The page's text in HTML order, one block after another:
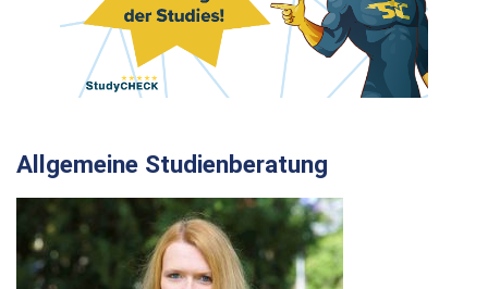
Allgemeine Studienberatung